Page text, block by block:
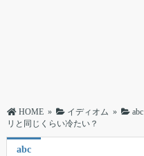
HOME » イディオム » abc
リと同じくらい冷たい？
abc